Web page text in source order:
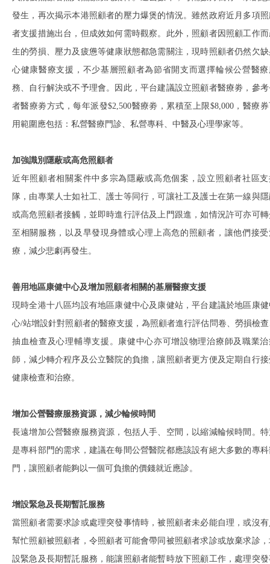
發生，再次揭示本港照顧者的壓力爆煲的情況。雖然政府近月多項
者支援措施出台，但成效如何需時觀察。此外，照顧者因照顧工作
生的勞損、壓力及疲憊等健康狀態都急需關注，現時照顧者仍然欠
心健康醫療支援，不少基層照顧者為節省開支而選擇輪候公營醫療
務、自行解決或不予理會。因此，平台建議設立照顧者醫療劵，參
者醫療劵方式，每年派發$2,500醫療劵，累積至上限$8,000，醫療
用範圍應包括：私營醫療門診、私營專科、中醫及心理學家等。
加強識別隱蔽或高危照顧者
近年照顧者相關案件中多宗為隱蔽或高危個案，設立照顧者社區支
隊，由專業人士如社工、護士等同行，可讓社工及護士在第一線與
或高危照顧者接觸，並即時進行評估及上門跟進，如情況許可亦可
至相關服務，以及早發現身體或心理上高危的照顧者，讓他們接受
療，減少悲劇再發生。
善用地區康健中心及增加照顧者相關的基層醫療支援
現時全港十八區均設有地區康健中心及康健站，平台建議於地區康
心/站增設針對照顧者的醫療支援，為照顧者進行評估問卷、勞損檢
抽血檢查及心理輔導支援。康健中心亦可增設物理治療師及職業治
師，減少轉介程序及公立醫院的負擔，讓照顧者更方便及定期自行
健康檢查和治療。
增加公營醫療服務資源，減少輪候時間
長遠增加公營醫療服務資源，包括人手、空間，以縮減輪候時間。
是專科部門的需求，建議在每間公營醫院都應該設有絕大多數的專
門，讓照顧者能夠以一個可負擔的價錢就近應診。
增設緊急及長期暫託服務
當照顧者需要求診或處理突發事情時，被照顧者未必能自理，或沒
幫忙照顧被照顧者，令照顧者可能會帶同被照顧者求診或放棄求診
設緊急及長期暫託服務，能讓照顧者能暫時放下照顧工作，處理突